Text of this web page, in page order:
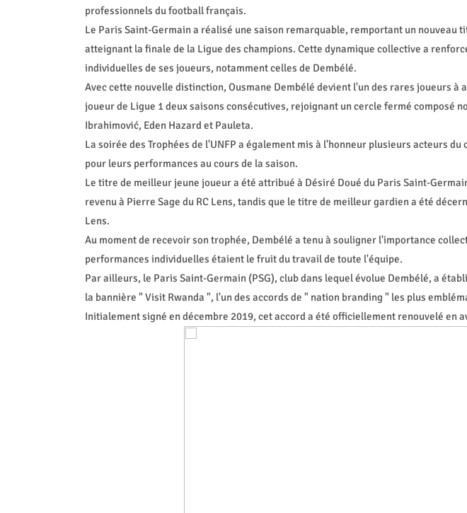
professionnels du football français.
Le Paris Saint-Germain a réalisé une saison remarquable, remportant un nouveau
atteignant la finale de la Ligue des champions. Cette dynamique collective a
individuelles de ses joueurs, notamment celles de Dembélé.
Avec cette nouvelle distinction, Ousmane Dembélé devient l'un des rares joueurs
joueur de Ligue 1 deux saisons consécutives, rejoignant un cercle fermé composé
Ibrahimović, Eden Hazard et Pauleta.
La soirée des Trophées de l'UNFP a également mis à l'honneur plusieurs acteurs
pour leurs performances au cours de la saison.
Le titre de meilleur jeune joueur a été attribué à Désiré Doué du Paris Saint-
revenu à Pierre Sage du RC Lens, tandis que le titre de meilleur gardien a été
Lens.
Au moment de recevoir son trophée, Dembélé a tenu à souligner l'importance
performances individuelles étaient le fruit du travail de toute l'équipe.
Par ailleurs, le Paris Saint-Germain (PSG), club dans lequel évolue Dembélé, a
la bannière " Visit Rwanda ", l'un des accords de " nation branding " les plus
Initialement signé en décembre 2019, cet accord a été officiellement renouvelé en